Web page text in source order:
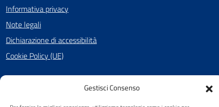
Gestisci Consenso
Informativa privacy
Note legali
Dichiarazione di accessibilità
Cookie Policy (UE)